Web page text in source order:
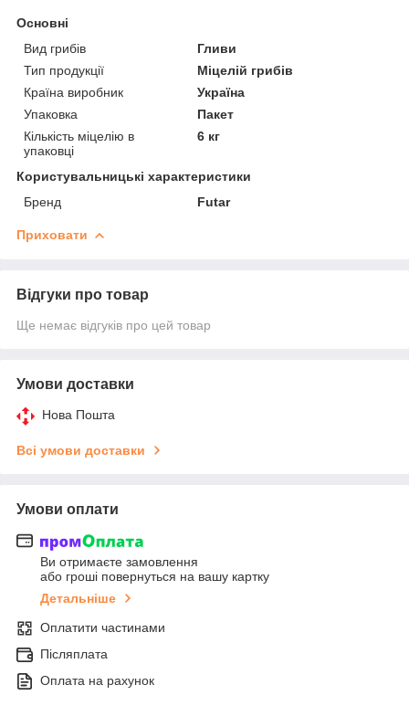
Основні
Вид грибів
Гливи
Тип продукції
Міцелій грибів
Країна виробник
Україна
Упаковка
Пакет
Кількість міцелію в
упаковці
6 кг
Користувальницькі характеристики
Бренд
Futar
Приховати
Відгуки про товар
Ще немає відгуків про цей товар
Умови доставки
Нова Пошта
Всі умови доставки
Умови оплати
Ви отримаєте замовлення
або гроші повернуться на вашу картку
Детальніше
Оплатити частинами
Післяплата
Оплата на рахунок